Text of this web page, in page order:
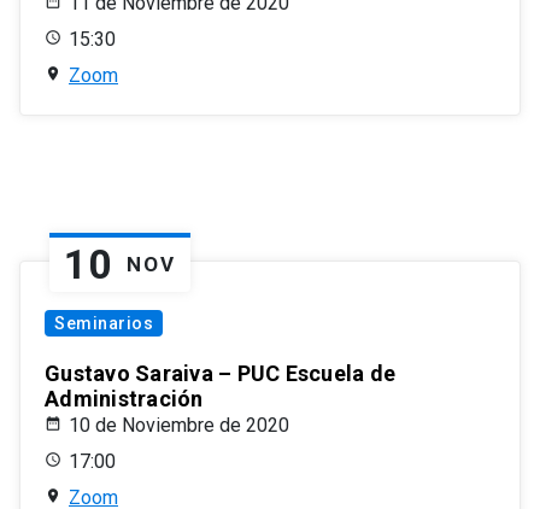
15:30
Zoom
10 NOV
Seminarios
Gustavo Saraiva – PUC Escuela de
Administración
10 de Noviembre de 2020
17:00
Zoom